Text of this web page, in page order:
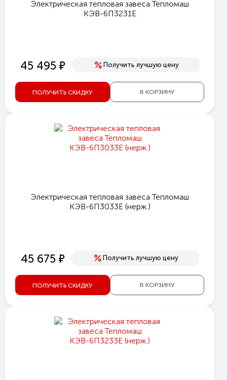
Электрическая тепловая завеса Тепломаш
КЭВ-6П3231Е
45 495 е Получить лучшую цену
ПОЛУЧИТЬ СКИДКУ В КОРЗИНУ
Электрическая тепловая завеса Тепломаш
КЭВ-6П3033Е (нерж.)
45 675 е Получить лучшую цену
ПОЛУЧИТЬ СКИДКУ В КОРЗИНУ